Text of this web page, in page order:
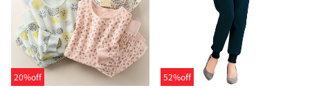
20%off
52%off